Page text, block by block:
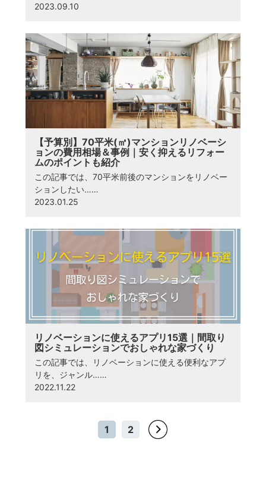
2023.09.10
【予算別】70平米(㎡)マンションリノベーシ
ョンの費用相場＆事例｜安く抑えるリフォー
ムのポイントも紹介
この記事では、70平米前後のマンションをリノベー
ションしたい……
2023.01.25
リノベーションに使えるアプリ15選｜間取り
図シミュレーションでおしゃれな家づくり
この記事では、リノベーションに使える便利なアプ
リを、ジャンル……
2022.11.22
1 2